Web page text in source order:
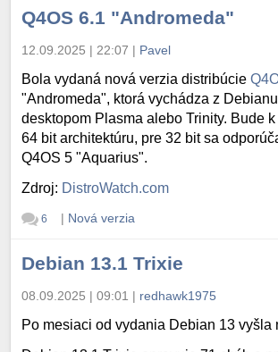
Q4OS 6.1 "Andromeda"
12.09.2025 | 22:07 | Pavel
Bola vydaná nová verzia distribúcie
"Andromeda", ktorá vychádza z
desktopom Plasma alebo Trinity. Bude
64 bit architektúru, pre 32 bit sa
Q4OS 5 "Aquarius".
Zdroj: DistroWatch.com
6 | Nová verzia
Debian 13.1 Trixie
08.09.2025 | 09:01 | redhawk1975
Po mesiaci od vydania Debian 13 vyšla